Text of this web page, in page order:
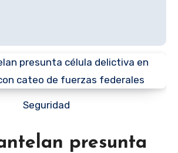
Seguridad
presunta